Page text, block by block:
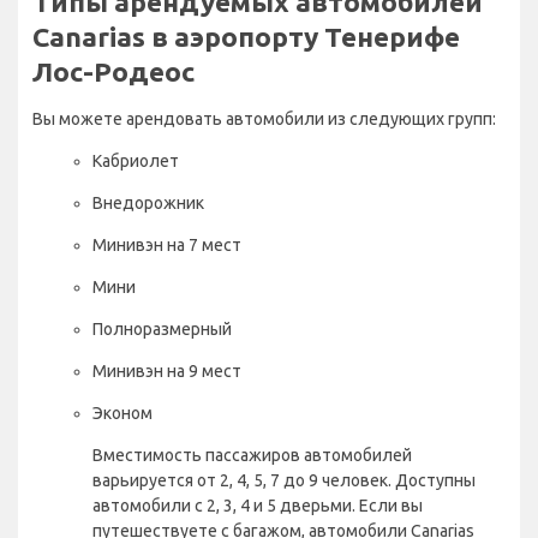
Canarias в аэропорту Тенерифе
Лос-Родеос
Вы можете арендовать автомобили из следующих групп:
Кабриолет
Внедорожник
Минивэн на 7 мест
Мини
Полноразмерный
Минивэн на 9 мест
Эконом
Вместимость пассажиров автомобилей
варьируется от 2, 4, 5, 7 до 9 человек. Доступны
автомобили с 2, 3, 4 и 5 дверьми. Если вы
путешествуете с багажом, автомобили Canarias